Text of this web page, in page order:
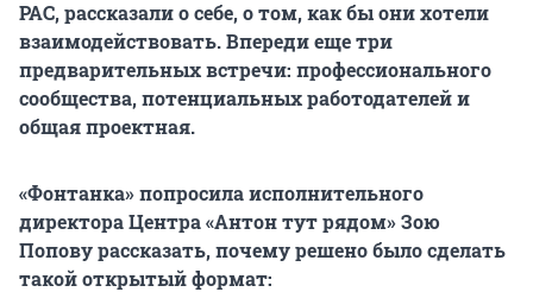
РАС, рассказали о себе, о том, как бы они хотели
взаимодействовать. Впереди еще три
предварительных встречи: профессионального
сообщества, потенциальных работодателей и
общая проектная.
«Фонтанка» попросила исполнительного
директора Центра «Антон тут рядом» Зою
Попову рассказать, почему решено было сделать
такой открытый формат: